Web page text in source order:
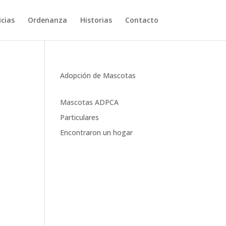
Ordenanza Historias Contacto
Adopción de Mascotas
Mascotas ADPCA
Particulares
Encontraron un hogar